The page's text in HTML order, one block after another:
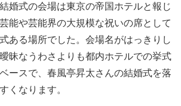
婚式の会場は東京の帝国ホテルと報じ
能や芸能界の大規模な祝いの席として
ある場所でした。会場名がはっきりし
昧なうわさよりも都内ホテルでの挙式
ースで、春風亭昇太さんの結婚式を落
くなります。